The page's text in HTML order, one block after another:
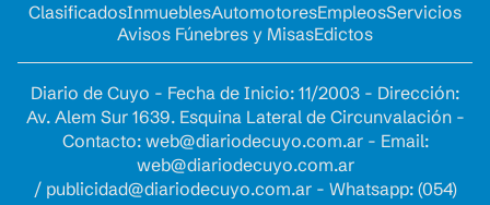
ClasificadosInmueblesAutomotoresEmpleosServicios
Avisos Fúnebres y MisasEdictos
Diario de Cuyo - Fecha de Inicio: 11/2003 - Dirección:
Av. Alem Sur 1639. Esquina Lateral de Circunvalación -
Contacto: web@diariodecuyo.com.ar- Email:
web@diariodecuyo.com.ar
/ publicidad@diariodecuyo.com.ar- Whatsapp: (054)